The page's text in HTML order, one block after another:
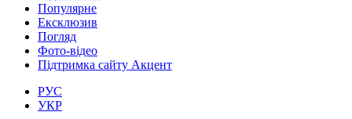
Популярне
Ексклюзив
Погляд
Фото-відео
Підтримка сайту Акцент
РУС
УКР